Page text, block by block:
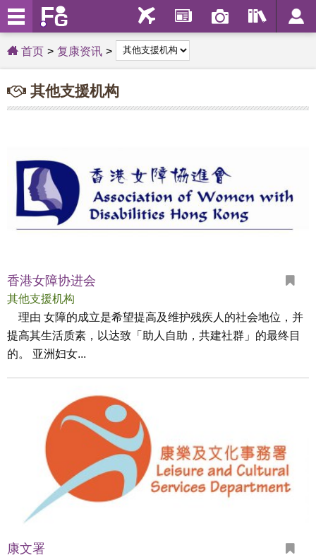
首页 复康资讯
其他支援机构
香港女障协进会
其他支援机构
理由 女障的成立是希望提高及维护残疾人的社会地位，并
提高其生活质素，以达致「助人自助，共建社群」的最终目
的。 亚洲妇女...
康文署